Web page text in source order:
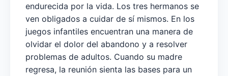
endurecida por la vida. Los tres hermanos se
ven obligados a cuidar de sí mismos. En los
juegos infantiles encuentran una manera de
olvidar el dolor del abandono y a resolver
problemas de adultos. Cuando su madre
regresa, la reunión sienta las bases para un